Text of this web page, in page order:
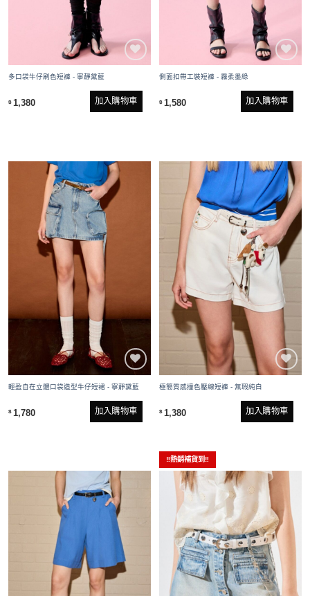
多口袋牛仔刷色短褲 - 寧靜黛藍
$ 1,380 加入購物車
側面扣帶工裝短褲 - 霧柔墨綠
$ 1,580 加入購物車
輕盈自在立體口袋造型牛仔短裙 - 寧靜黛藍
$ 1,780 加入購物車
極簡質感撞色壓線短褲 - 無瑕純白
$ 1,380 加入購物車
‼️熱銷補貨到‼️